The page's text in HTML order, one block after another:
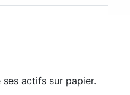
actifs sur papier.